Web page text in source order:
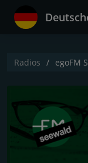
Radios egoFM